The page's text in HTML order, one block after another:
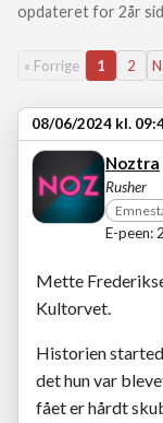
opdateret for 2år
« Forrige 1 2
08/06/2024 kl.
Noztra
Rusher
E-peen:
Mette
Kultorvet.
Historien
det hun var
fået er hårdt